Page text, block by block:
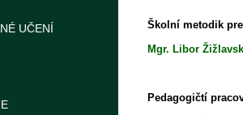
UČENÍ
Školní metodik
Mgr. Libor
Pedagogičtí